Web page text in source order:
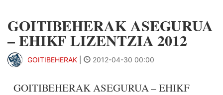
GOITIBEHERAK ASEGURUA
– EHIKF LIZENTZIA 2012
GOITIBEHERAK 2012-04-30 00:00
GOITIBEHERAK ASEGURUA – EHIKF